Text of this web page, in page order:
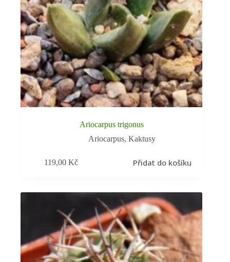
Ariocarpus trigonus
Ariocarpus, Kaktusy
119,00 Kč Přidat do košíku